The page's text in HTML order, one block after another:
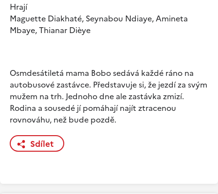
Hrají
Maguette Diakhaté, Seynabou Ndiaye, Amineta
Mbaye, Thianar Dièye
Osmdesátiletá mama Bobo sedává každé ráno na
autobusové zastávce. Představuje si, že jezdí za svým
mužem na trh. Jednoho dne ale zastávka zmizí.
Rodina a sousedé jí pomáhají najít ztracenou
rovnováhu, než bude pozdě.
Sdílet